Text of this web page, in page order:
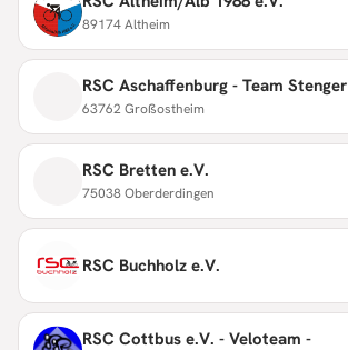
89174 Altheim
RSC Aschaffenburg - Team Stenger
63762 Großostheim
RSC Bretten e.V.
75038 Oberderdingen
RSC Buchholz e.V.
RSC Cottbus e.V. - Veloteam -